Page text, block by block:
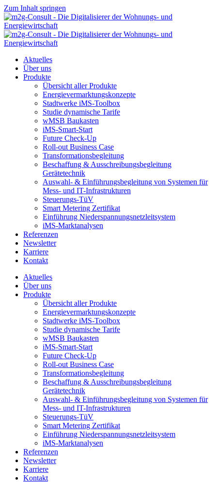
Zum Inhalt springen
Aktuelles
Über uns
Produkte
Übersicht aller Produkte
Energievermarktungskonzepte
Stadtwerke iMS-Toolbox
Studie dynamische Tarife
wMSB Baukasten
iMS-Smart-Start
Future Check-Up
Roll-out Business Case
Transformationsbegleitung
Beschaffung & Ausschreibungsbegleitung
Gerätetechnik
Auswahl- & Einführungsbegleitung von Systemen für
Mess- und IT-Infrastrukturen
Steuerungs-TüV
Smart Metering Zertifikat
Einführung Niederspannungsnetzleitsystem
iMS-Marktanalysen
Referenzen
Newsletter
Karriere
Kontakt
Aktuelles
Über uns
Produkte
Übersicht aller Produkte
Energievermarktungskonzepte
Stadtwerke iMS-Toolbox
Studie dynamische Tarife
wMSB Baukasten
iMS-Smart-Start
Future Check-Up
Roll-out Business Case
Transformationsbegleitung
Beschaffung & Ausschreibungsbegleitung
Gerätetechnik
Auswahl- & Einführungsbegleitung von Systemen für
Mess- und IT-Infrastrukturen
Steuerungs-TüV
Smart Metering Zertifikat
Einführung Niederspannungsnetzleitsystem
iMS-Marktanalysen
Referenzen
Newsletter
Karriere
Kontakt